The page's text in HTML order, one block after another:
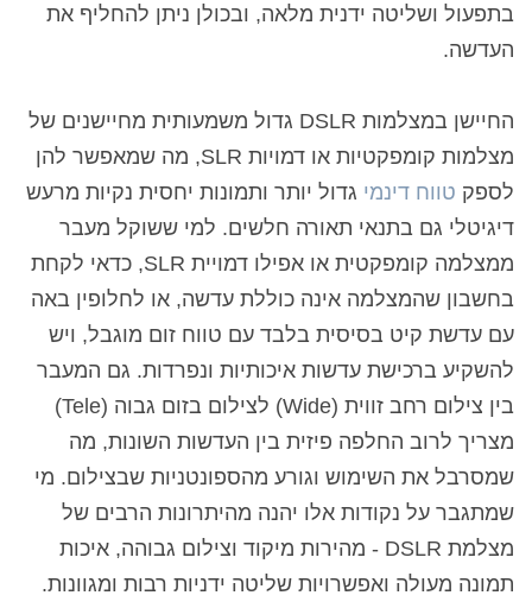
בתפעול ושליטה ידנית מלאה, ובכולן ניתן להחליף את
העדשה.
החיישן במצלמות DSLR גדול משמעותית מחיישנים של
מצלמות קומפקטיות או דמויות SLR, מה שמאפשר להן
לספק טווח דינמי גדול יותר ותמונות יחסית נקיות מרעש
דיגיטלי גם בתנאי תאורה חלשים. למי ששוקל מעבר
ממצלמה קומפקטית או אפילו דמויית SLR, כדאי לקחת
בחשבון שהמצלמה אינה כוללת עדשה, או לחלופין באה
עם עדשת קיט בסיסית בלבד עם טווח זום מוגבל, ויש
להשקיע ברכישת עדשות איכותיות ונפרדות. גם המעבר
בין צילום רחב זווית (Wide) לצילום בזום גבוה (Tele)
מצריך לרוב החלפה פיזית בין העדשות השונות, מה
שמסרבל את השימוש וגורע מהספונטניות שבצילום. מי
שמתגבר על נקודות אלו יהנה מהיתרונות הרבים של
מצלמת DSLR - מהירות מיקוד וצילום גבוהה, איכות
תמונה מעולה ואפשרויות שליטה ידניות רבות ומגוונות.